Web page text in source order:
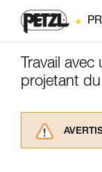
Travail
projetant